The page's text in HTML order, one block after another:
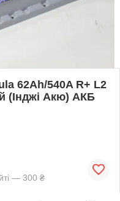
62Ah/540A R+ L2
(Інджі Акю) АКБ
— 300 ₴